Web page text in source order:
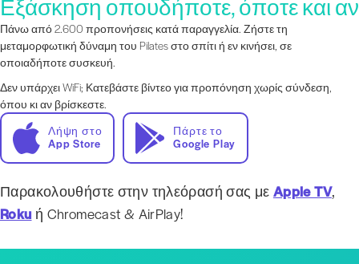
Εξάσκηση οπουδήποτε, όποτε και αν
Πάνω από 2.600 προπονήσεις κατά παραγγελία. Ζήστε τη
μεταμορφωτική δύναμη του Pilates στο σπίτι ή εν κινήσει, σε
οποιαδήποτε συσκευή.
Δεν υπάρχει WiFi; Κατεβάστε βίντεο για προπόνηση χωρίς σύνδεση,
όπου κι αν βρίσκεστε.
Λήψη στο
App Store
Πάρτε το
Google Play
Παρακολουθήστε στην τηλεόρασή σας με Apple TV,
Roku ή Chromecast & AirPlay!